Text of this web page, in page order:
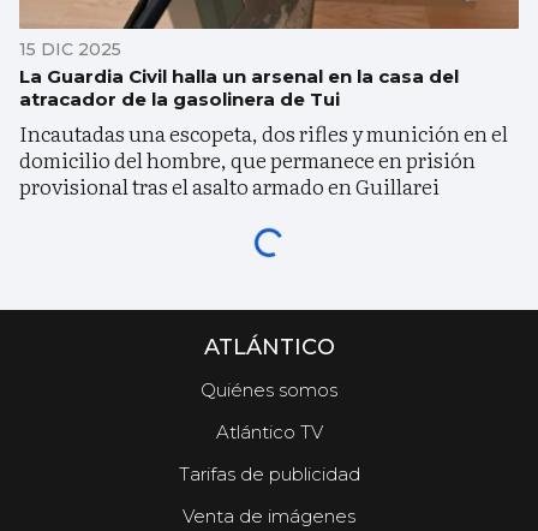
15 DIC 2025
La Guardia Civil halla un arsenal en la casa del
atracador de la gasolinera de Tui
Incautadas una escopeta, dos rifles y munición en el
domicilio del hombre, que permanece en prisión
provisional tras el asalto armado en Guillarei
ATLÁNTICO
Quiénes somos
Atlántico TV
Tarifas de publicidad
Venta de imágenes